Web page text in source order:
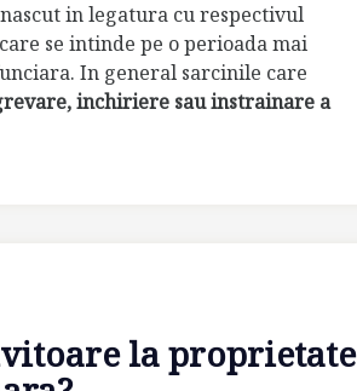
in legatura cu respectivul
care se intinde pe o perioada mai
In general sarcinile care
inchiriere sau instrainare a
la proprietate